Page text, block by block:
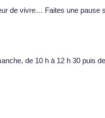
de vivre… Faites une pause
de 10 h à 12 h 30 puis